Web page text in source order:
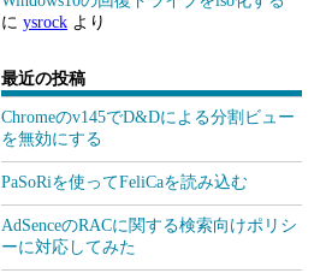
に ysrock より
最近の投稿
Chromeのv145でD&Dによる分割ビュー
を無効にする
PaSoRiを使ってFeliCaを読み込む
AdSenceのRACに関する検索向けポリシ
ーに対応してみた